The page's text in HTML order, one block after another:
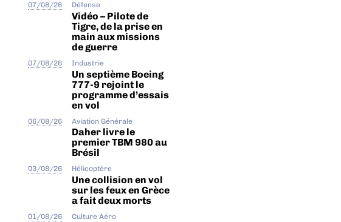
07/08/26 Défense
Vidéo – Pilote de
Tigre, de la prise en
main aux missions
de guerre
07/08/26 Industrie
Un septième Boeing
777-9 rejoint le
programme d’essais
en vol
06/08/26 Aviation Générale
Daher livre le
premier TBM 980 au
Brésil
03/08/26 Hélicoptère
Une collision en vol
sur les feux en Grèce
a fait deux morts
01/08/26 Culture Aéro